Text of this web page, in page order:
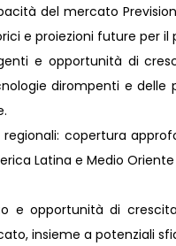
del mercato
e proiezioni future per il
e opportunità di
dirompenti e delle
copertura
Latina e Medio
e opportunità di
insieme a potenziali